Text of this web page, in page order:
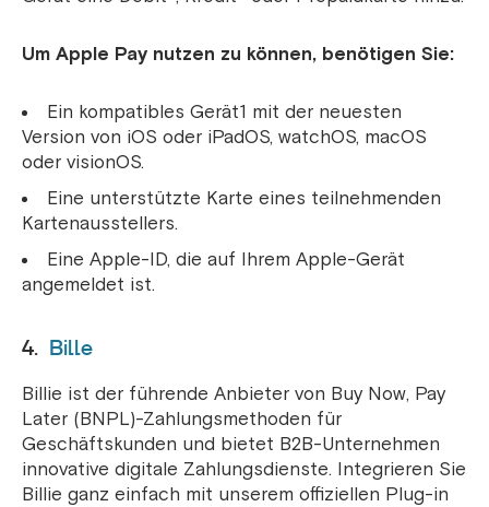
Um Apple Pay nutzen zu können, benötigen Sie:
Ein kompatibles Gerät1 mit der neuesten
Version von iOS oder iPadOS, watchOS, macOS
oder visionOS.
Eine unterstützte Karte eines teilnehmenden
Kartenausstellers.
Eine Apple-ID, die auf Ihrem Apple-Gerät
angemeldet ist.
4. Bille
Billie ist der führende Anbieter von Buy Now, Pay
Later (BNPL)-Zahlungsmethoden für
Geschäftskunden und bietet B2B-Unternehmen
innovative digitale Zahlungsdienste. Integrieren Sie
Billie ganz einfach mit unserem offiziellen Plug-in